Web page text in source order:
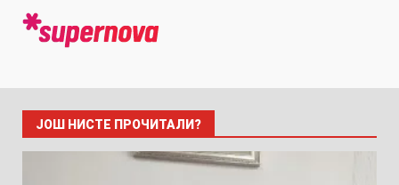
ЈОШ НИСТЕ ПРОЧИТАЛИ?